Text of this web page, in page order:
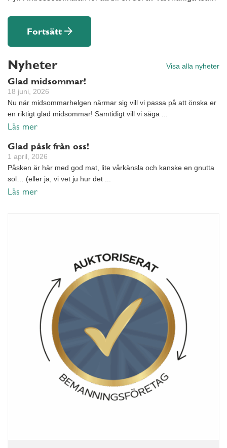
Fortsätt
Visa alla nyheter
Nyheter
Glad midsommar!
18 juni, 2026
Nu när midsommarhelgen närmar sig vill vi passa på att önska er
en riktigt glad midsommar! Samtidigt vill vi säga ...
Läs mer
Glad påsk från oss!
1 april, 2026
Påsken är här med god mat, lite vårkänsla och kanske en gnutta
sol… (eller ja, vi vet ju hur det ...
Läs mer